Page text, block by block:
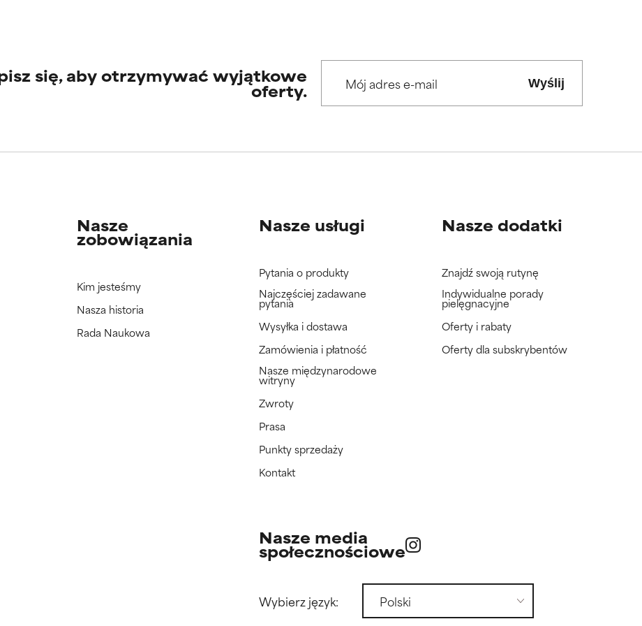
się, aby otrzymywać wyjątkowe
oferty. Wyślij
Nasze
zobowiązania
Kim jesteśmy
Nasza historia
Rada Naukowa
Nasze usługi
Pytania o produkty
Najczęściej zadawane
pytania
Wysyłka i dostawa
Zamówienia i płatność
Nasze międzynarodowe
witryny
Zwroty
Prasa
Punkty sprzedaży
Kontakt
Nasze dodatki
Znajdź swoją rutynę
Indywidualne porady
pielęgnacyjne
Oferty i rabaty
Oferty dla subskrybentów
Nasze media
społecznościowe
Wybierz język: